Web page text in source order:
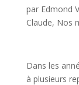
par Edmond
Claude, Nos
Dans les
à plusieurs